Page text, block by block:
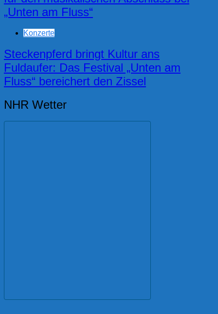
„Unten am Fluss“
Konzerte
Steckenpferd bringt Kultur ans
Fuldaufer: Das Festival „Unten am
Fluss“ bereichert den Zissel
NHR Wetter